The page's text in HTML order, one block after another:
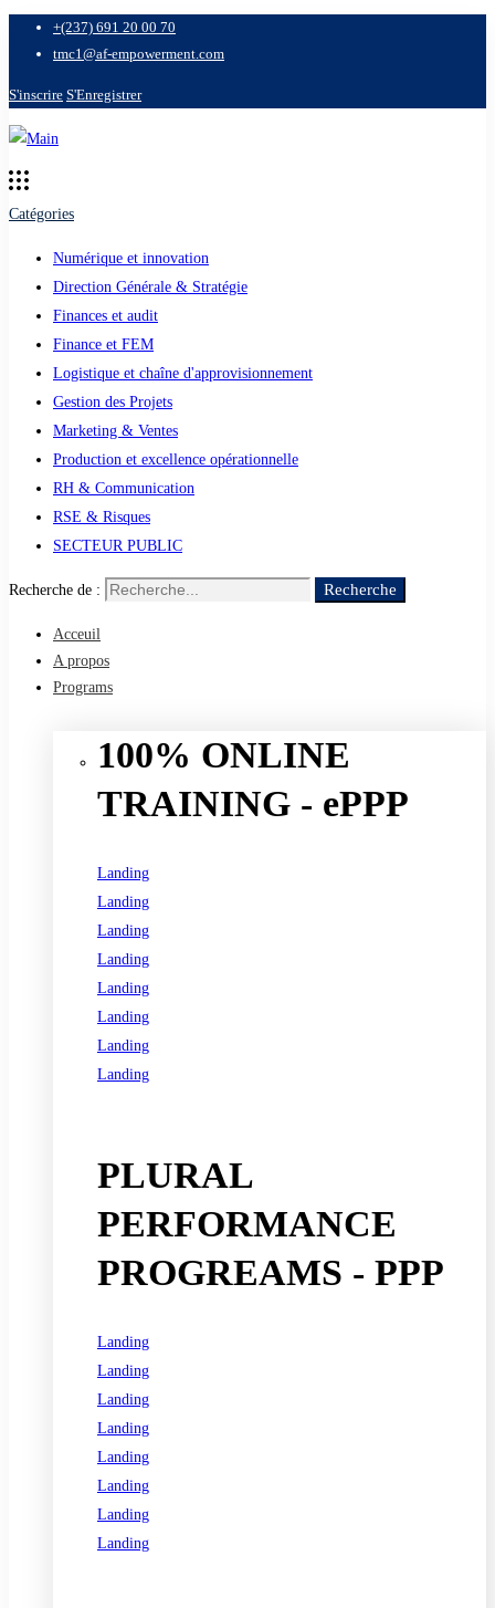
+(237) 691 20 00 70
tmc1@af-empowerment.com
S'inscrire S'Enregistrer
Catégories
Numérique et innovation
Direction Générale & Stratégie
Finances et audit
Finance et FEM
Logistique et chaîne d'approvisionnement
Gestion des Projets
Marketing & Ventes
Production et excellence opérationnelle
RH & Communication
RSE & Risques
SECTEUR PUBLIC
Recherche de : Recherche
Acceuil
A propos
Programs
100% ONLINE
TRAINING - ePPP
Landing
Landing
Landing
Landing
Landing
Landing
Landing
Landing
PLURAL
PERFORMANCE
PROGREAMS - PPP
Landing
Landing
Landing
Landing
Landing
Landing
Landing
Landing